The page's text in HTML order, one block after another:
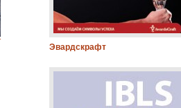
Эвардскрафт